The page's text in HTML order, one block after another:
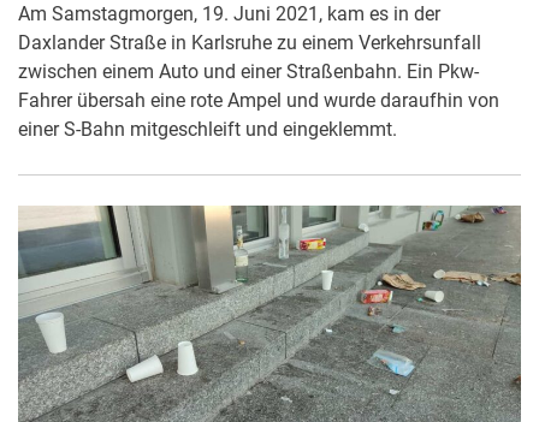
Am Samstagmorgen, 19. Juni 2021, kam es in der
Daxlander Straße in Karlsruhe zu einem Verkehrsunfall
zwischen einem Auto und einer Straßenbahn. Ein Pkw-
Fahrer übersah eine rote Ampel und wurde daraufhin von
einer S-Bahn mitgeschleift und eingeklemmt.